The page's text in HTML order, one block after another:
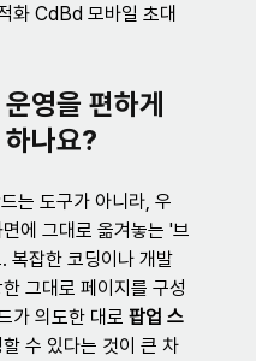
화 CdBd 모바일 초대
영을 편하게
나요?
는 도구가 아니라, 우
에 그대로 옮겨놓는 '브
복잡한 코딩이나 개발
그대로 페이지를 구성
가 의도한 대로 팝업 스
수 있다는 것이 큰 차